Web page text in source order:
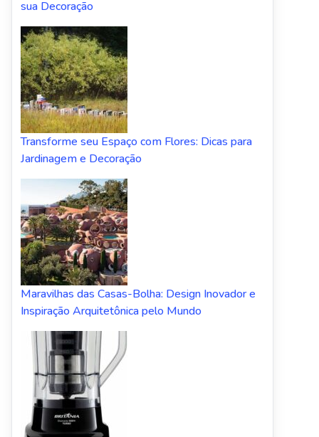
sua Decoração
Transforme seu Espaço com Flores: Dicas para
Jardinagem e Decoração
Maravilhas das Casas-Bolha: Design Inovador e
Inspiração Arquitetônica pelo Mundo